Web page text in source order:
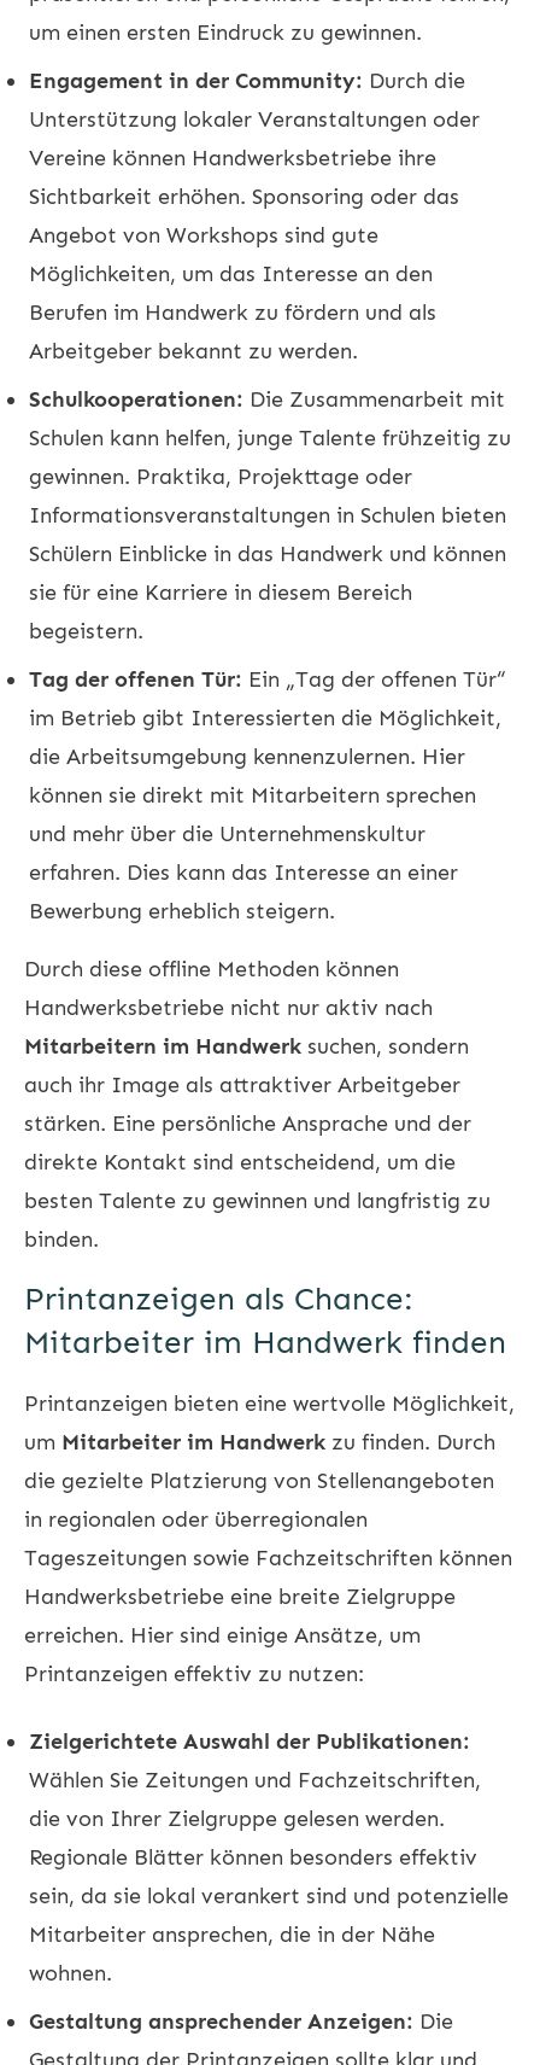
um einen ersten Eindruck zu gewinnen.
Engagement in der Community: Durch die
Unterstützung lokaler Veranstaltungen oder
Vereine können Handwerksbetriebe ihre
Sichtbarkeit erhöhen. Sponsoring oder das
Angebot von Workshops sind gute
Möglichkeiten, um das Interesse an den
Berufen im Handwerk zu fördern und als
Arbeitgeber bekannt zu werden.
Schulkooperationen: Die Zusammenarbeit mit
Schulen kann helfen, junge Talente frühzeitig zu
gewinnen. Praktika, Projekttage oder
Informationsveranstaltungen in Schulen bieten
Schülern Einblicke in das Handwerk und können
sie für eine Karriere in diesem Bereich
begeistern.
Tag der offenen Tür: Ein „Tag der offenen Tür“
im Betrieb gibt Interessierten die Möglichkeit,
die Arbeitsumgebung kennenzulernen. Hier
können sie direkt mit Mitarbeitern sprechen
und mehr über die Unternehmenskultur
erfahren. Dies kann das Interesse an einer
Bewerbung erheblich steigern.
Durch diese offline Methoden können
Handwerksbetriebe nicht nur aktiv nach
Mitarbeitern im Handwerk suchen, sondern
auch ihr Image als attraktiver Arbeitgeber
stärken. Eine persönliche Ansprache und der
direkte Kontakt sind entscheidend, um die
besten Talente zu gewinnen und langfristig zu
binden.
Printanzeigen als Chance:
Mitarbeiter im Handwerk finden
Printanzeigen bieten eine wertvolle Möglichkeit,
um Mitarbeiter im Handwerk zu finden. Durch
die gezielte Platzierung von Stellenangeboten
in regionalen oder überregionalen
Tageszeitungen sowie Fachzeitschriften können
Handwerksbetriebe eine breite Zielgruppe
erreichen. Hier sind einige Ansätze, um
Printanzeigen effektiv zu nutzen:
Zielgerichtete Auswahl der Publikationen:
Wählen Sie Zeitungen und Fachzeitschriften,
die von Ihrer Zielgruppe gelesen werden.
Regionale Blätter können besonders effektiv
sein, da sie lokal verankert sind und potenzielle
Mitarbeiter ansprechen, die in der Nähe
wohnen.
Gestaltung ansprechender Anzeigen: Die